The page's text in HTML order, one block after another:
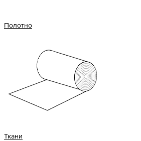
Полотно
Ткани